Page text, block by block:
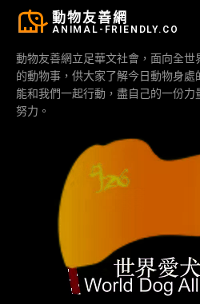
動物友善網
ANIMAL-FRIENDLY.CO
動物友善網立足華文社會，面向全
的動物事，供大家了解今日動物身
能和我們一起行動，盡自己的一份
努力。